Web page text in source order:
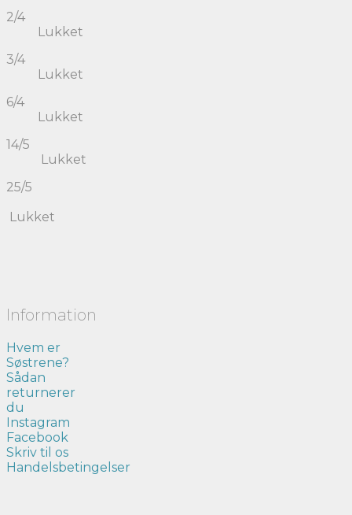
2/4
Lukket
3/4
Lukket
6/4
Lukket
14/5
Lukket
25/5
Lukket
Information
Hvem er
Søstrene?
Sådan
returnerer
du
Instagram
Facebook
Skriv til os
Handelsbetingelser